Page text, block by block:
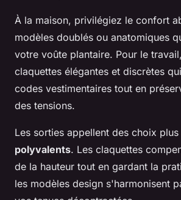
À la maison, privilégiez le confort
modèles doublés ou anatomiques
votre voûte plantaire. Pour le
claquettes élégantes et discrètes
codes vestimentaires tout en
des tensions.
Les sorties appellent des choix plus
polyvalents. Les claquettes
de la hauteur tout en gardant la
les modèles design s'harmonisent